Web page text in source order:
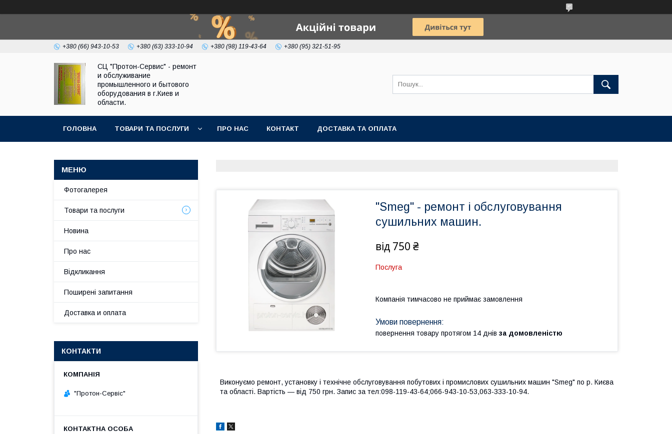
+380 (66) 943-10-53 +380 (63) 333-10-94 +380 (98) 119-43-64 +380 (95) 321-51-95
СЦ "Протон-Сервис" - ремонт
и обслуживание
промышленного и бытового
оборудования в г.Киев и
области.
ГОЛОВНА ТОВАРИ ТА ПОСЛУГИ ПРО НАС КОНТАКТ ДОСТАВКА ТА ОПЛАТА
"Smeg" - ремонт і обслуговування
сушильних машин.
від 750 ₴
Послуга
Компанія тимчасово не приймає замовлення
повернення товару протягом 14 днів за домовленістю
Виконуємо ремонт, установку і технічне обслуговування побутових і промислових сушильних машин "Smeg" по р. Києва
та області. Вартість ― від 750 грн. Запис за тел:098-119-43-64;066-943-10-53,063-333-10-94.
Фотогалерея
Товари та послуги
Новина
Про нас
Відкликання
Поширені запитання
Доставка и оплата
КОНТАКТИ
"Протон-Сервіс"